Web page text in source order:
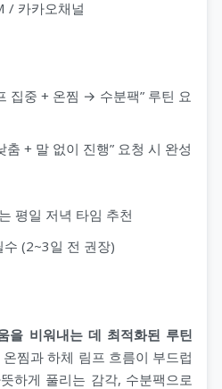
/ 카카오채널
집중 + 온찜 → 수분팩” 루틴 요
춤 + 말 없이 진행” 요청 시 완성
평일 저녁 타임 추천
(2~3일 전 권장)
을 비워내는 데 최적화된 루틴
찜과 하체 림프 흐름이 부드럽
하게 풀리는 감각, 수분팩으로